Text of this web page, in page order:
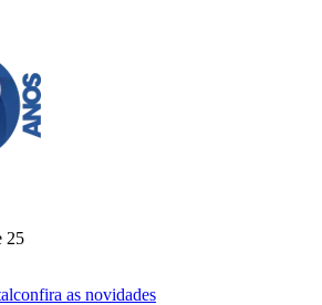
25
confira as novidades